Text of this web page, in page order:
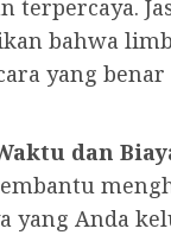
terpercaya.
bahwa
yang
dan
yang Anda